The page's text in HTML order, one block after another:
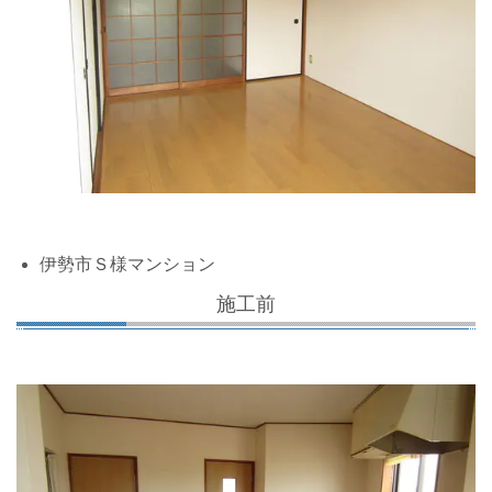
伊勢市Ｓ様マンション
施工前